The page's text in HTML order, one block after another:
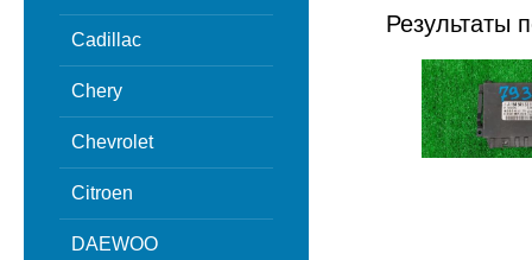
Cadillac
Chery
Chevrolet
Citroen
DAEWOO
Результаты